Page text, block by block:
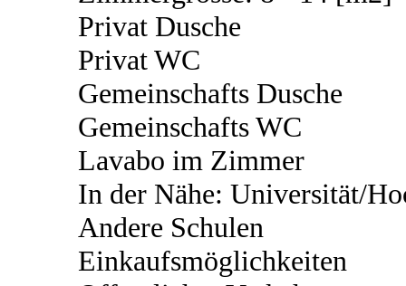
Privat Dusche
Privat WC
Gemeinschafts Dusche
Gemeinschafts WC
Lavabo im Zimmer
In der Nähe: Universität/
Andere Schulen
Einkaufsmöglichkeiten